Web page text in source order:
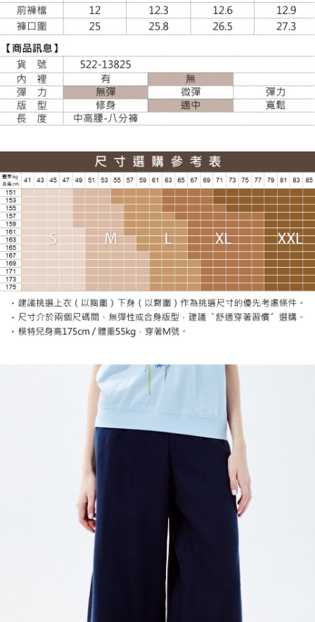
大嘴鳥宅配通
每筆NT$100，滿NT$988(含以上)免運費
貨到付款
每筆NT$120